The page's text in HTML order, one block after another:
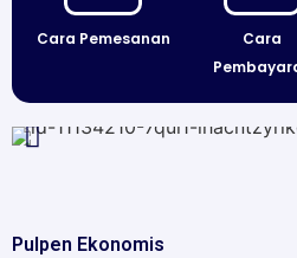
Cara Pemesanan
Cara
Pulpen Ekonomis